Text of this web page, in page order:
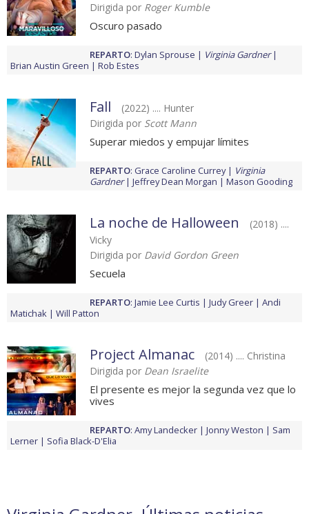
Dirigida por Roger Kumble
Oscuro pasado
REPARTO: Dylan Sprouse
Virginia Gardner
Brian Austin Green
Rob Estes
Fall
(2022) .... Hunter
Dirigida por Scott Mann
Superar miedos y empujar límites
REPARTO: Grace Caroline Currey
Virginia
Gardner
Jeffrey Dean Morgan Mason Gooding
La noche de Halloween
(2018) ....
Vicky
Dirigida por David Gordon Green
Secuela
REPARTO: Jamie Lee Curtis Judy Greer
Andi
Matichak
Will Patton
Project Almanac
(2014) .... Christina
Dirigida por Dean Israelite
El presente es mejor la segunda vez que lo
vives
REPARTO: Amy Landecker Jonny Weston
Sam
Lerner
Sofia Black-D'Elia